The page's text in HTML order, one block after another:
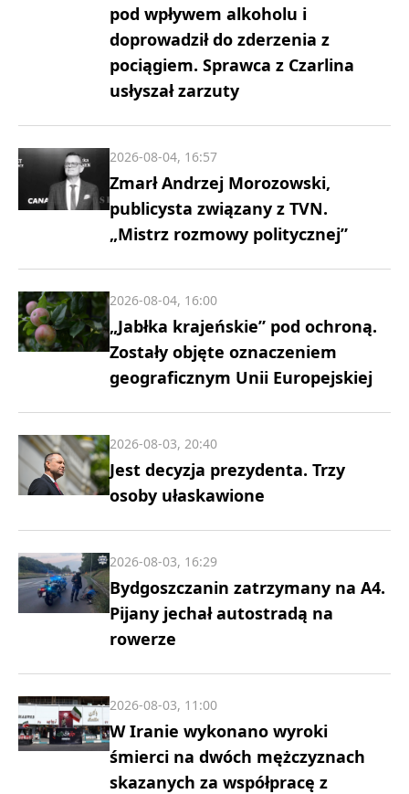
pod wpływem alkoholu i
doprowadził do zderzenia z
pociągiem. Sprawca z Czarlina
usłyszał zarzuty
Zmarł Andrzej Morozowski,
publicysta związany z TVN.
„Mistrz rozmowy politycznej”
2026-08-04, 16:57
„Jabłka krajeńskie” pod ochroną.
Zostały objęte oznaczeniem
geograficznym Unii Europejskiej
2026-08-04, 16:00
Jest decyzja prezydenta. Trzy
osoby ułaskawione
2026-08-03, 20:40
Bydgoszczanin zatrzymany na A4.
Pijany jechał autostradą na
rowerze
2026-08-03, 16:29
W Iranie wykonano wyroki
śmierci na dwóch mężczyznach
skazanych za współpracę z
2026-08-03, 11:00